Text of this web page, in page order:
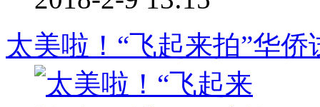
太美啦！“飞起来拍”华